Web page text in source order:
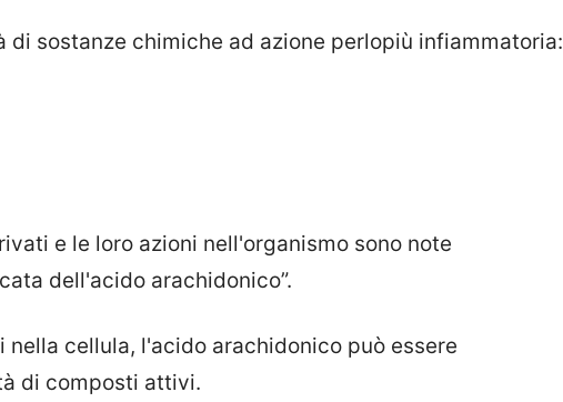
di sostanze chimiche ad azione perlopiù infiammatoria:
e le loro azioni nell'organismo sono note
dell'acido arachidonico”.
nella cellula, l'acido arachidonico può essere
di composti attivi.